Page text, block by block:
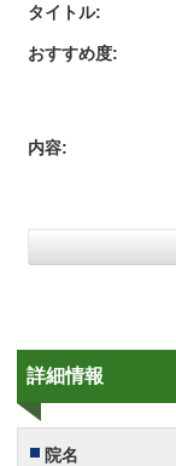
タイトル:
おすすめ度:
内容:
詳細情報
院名